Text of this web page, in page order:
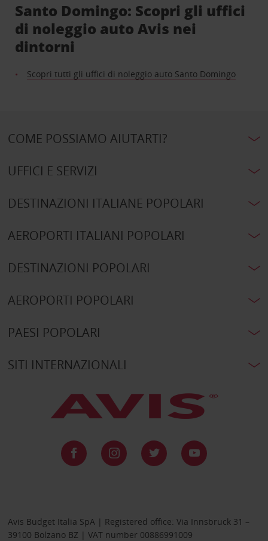
Santo Domingo: Scopri gli uffici
di noleggio auto Avis nei
dintorni
Scopri tutti gli uffici di noleggio auto Santo Domingo
COME POSSIAMO AIUTARTI?
UFFICI E SERVIZI
DESTINAZIONI ITALIANE POPOLARI
AEROPORTI ITALIANI POPOLARI
DESTINAZIONI POPOLARI
AEROPORTI POPOLARI
PAESI POPOLARI
SITI INTERNAZIONALI
Avis Budget Italia SpA | Registered office: Via Innsbruck 31 –
39100 Bolzano BZ | VAT number 00886991009